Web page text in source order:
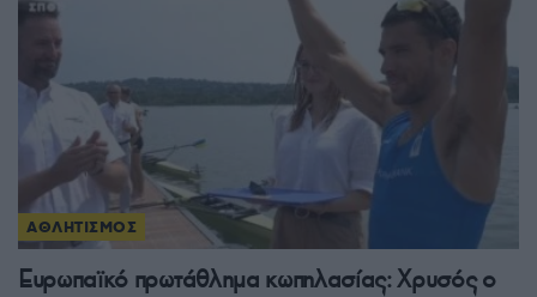
ΑΘΛΗΤΙΣΜΟΣ
Ευρωπαϊκό πρωτάθλημα κωπηλασίας: Χρυσός ο